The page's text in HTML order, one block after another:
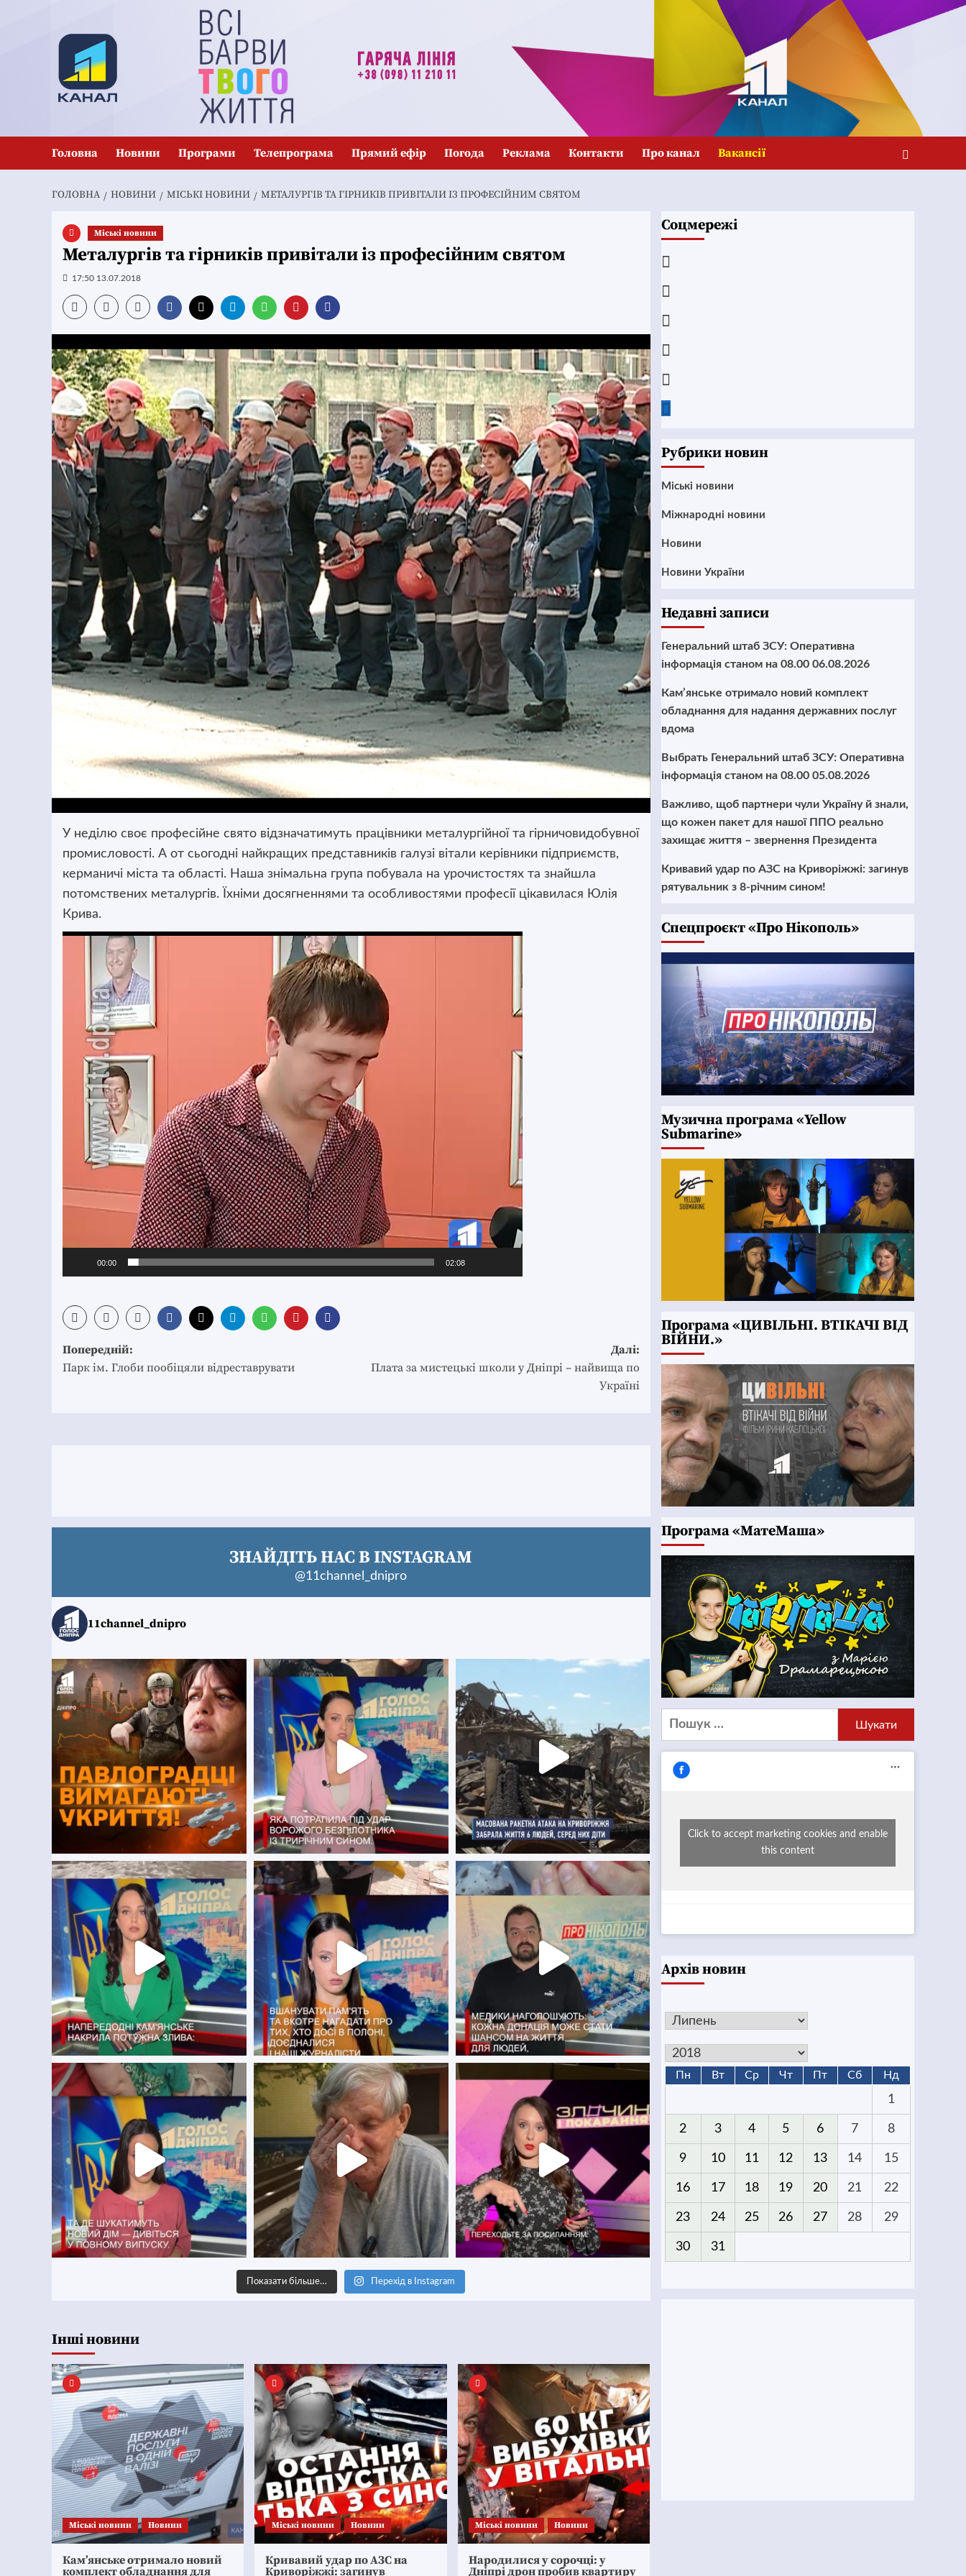
Головна Новини Програми Телепрограма Прямий ефір Погода Реклама Контакти Про канал Вакансії
ГОЛОВНА НОВИНИ MІСЬКІ НОВИНИ МЕТАЛУРГІВ ТА ГІРНИКІВ ПРИВІТАЛИ ІЗ ПРОФЕСІЙНИМ СВЯТОМ
Mіські новини
Металургів та гірників привітали із професійним святом
17:50 13.07.2018
У неділю своє професійне свято відзначатимуть працівники металургійної та гірничовидобувної
промисловості. А от сьогодні найкращих представників галузі вітали керівники підприємств,
керманичі міста та області. Наша знімальна група побувала на урочистостях та знайшла
потомствених металургів. Їхніми досягненнями та особливостями професії цікавилася Юлія
Крива.
Відеопрогравач
00:00 02:08
Post
navigation
Попередній:
Парк ім. Глоби пообіцяли відреставрувати
Далі:
Плата за мистецькі школи у Дніпрі – найвища по
Україні
ЗНАЙДІТЬ НАС В INSTAGRAM
@11channel_dnipro
11channel_dnipro
Показати більше… Перехід в Instagram
Інші новини
Mіські новини Новини
Кам’янське отримало новий
комплект обладнання для
Mіські новини Новини
Кривавий удар по АЗС на
Криворіжжі: загинув
Mіські новини Новини
Народилися у сорочці: у
Дніпрі дрон пробив квартиру
Соцмережі
Рубрики новин
Mіські новини
Міжнародні новини
Новини
Новини України
Недавні записи
Генеральний штаб ЗСУ: Оперативна
інформація станом на 08.00 06.08.2026
Кам’янське отримало новий комплект
обладнання для надання державних послуг
вдома
Выбрать Генеральний штаб ЗСУ: Оперативна
інформація станом на 08.00 05.08.2026
Важливо, щоб партнери чули Україну й знали,
що кожен пакет для нашої ППО реально
захищає життя – звернення Президента
Кривавий удар по АЗС на Криворіжжі: загинув
рятувальник з 8-річним сином!
Cпецпроєкт «Про Нікополь»
Музична програма «Yellow
Submarine»
Програма «ЦИВІЛЬНІ. ВТІКАЧІ ВІД
ВІЙНИ.»
Програма «МатеМаша»
Пошук:
Click to accept marketing cookies and enable
this content
Архів новин
Пн Вт Ср Чт Пт Сб Нд
1
2 3 4 5 6 7 8
9 10 11 12 13 14 15
16 17 18 19 20 21 22
23 24 25 26 27 28 29
30 31